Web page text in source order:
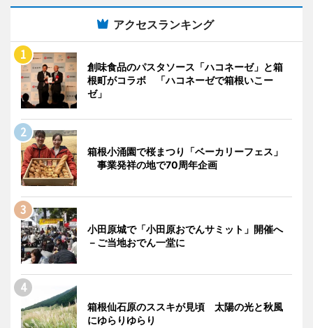
アクセスランキング
創味食品のパスタソース「ハコネーゼ」と箱
根町がコラボ 「ハコネーゼで箱根いこー
ゼ」
箱根小涌園で桜まつり「ベーカリーフェス」
事業発祥の地で70周年企画
小田原城で「小田原おでんサミット」開催へ
－ご当地おでん一堂に
箱根仙石原のススキが見頃 太陽の光と秋風
にゆらりゆらり